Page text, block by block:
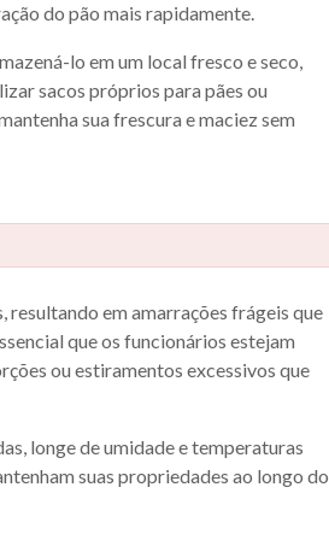
do pão mais rapidamente.
lo em um local fresco e seco,
sacos próprios para pães ou
sua frescura e maciez sem
em amarrações frágeis que
que os funcionários estejam
ou estiramentos excessivos que
longe de umidade e temperaturas
suas propriedades ao longo do